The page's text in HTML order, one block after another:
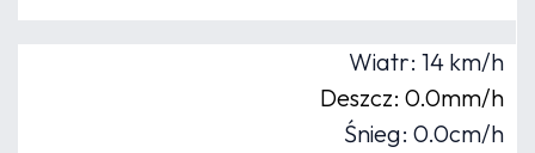
Wiatr: 14 km/h
Deszcz: 0.0mm/h
Śnieg: 0.0cm/h